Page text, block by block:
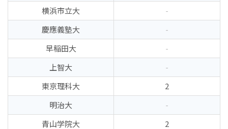
横浜市立大
-
慶應義塾大
-
早稲田大
-
上智大
-
東京理科大
2
明治大
-
青山学院大
2